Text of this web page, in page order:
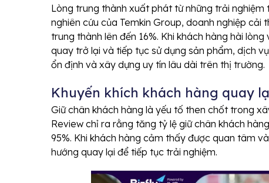
Lòng trung thành xuất phát từ những trải
nghiên cứu của Temkin Group, doanh nghiệp
trung thành lên đến 16%. Khi khách hàng hài
quay trở lại và tiếp tục sử dụng sản phẩm, dịch
ổn định và xây dựng uy tín lâu dài trên thị trường.
Khuyến khích khách hàng quay
Giữ chân khách hàng là yếu tố then chốt trong
Review chỉ ra rằng tăng tỷ lệ giữ chân khách
95%. Khi khách hàng cảm thấy được quan tâm
hướng quay lại để tiếp tục trải nghiệm.